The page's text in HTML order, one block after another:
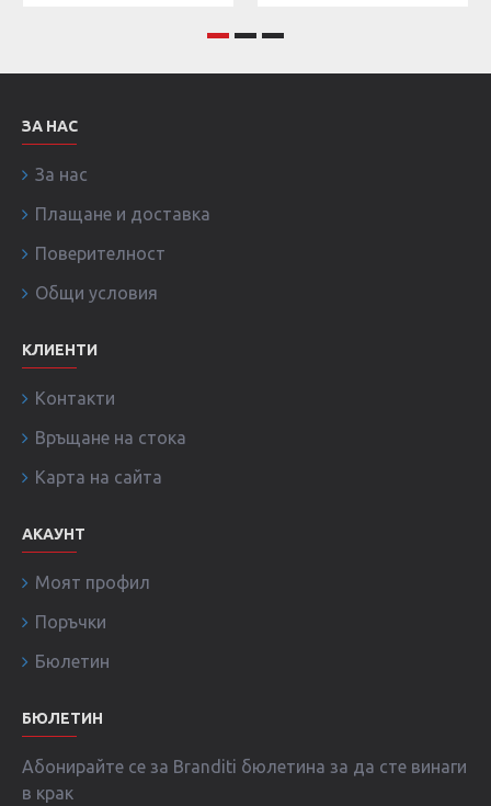
ЗА НАС
За нас
Плащане и доставка
Поверителност
Общи условия
КЛИЕНТИ
Контакти
Връщане на стока
Карта на сайта
АКАУНТ
Моят профил
Поръчки
Бюлетин
БЮЛЕТИН
Абонирайте се за Branditi бюлетина за да сте винаги
в крак